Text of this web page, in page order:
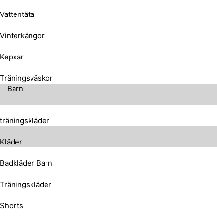
Vattentäta
Vinterkängor
Kepsar
Träningsväskor
Barn
träningskläder
Kläder
Badkläder Barn
Träningskläder
Shorts